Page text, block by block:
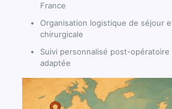
France
Organisation logistique de séjour
chirurgicale
Suivi personnalisé post-
adaptée